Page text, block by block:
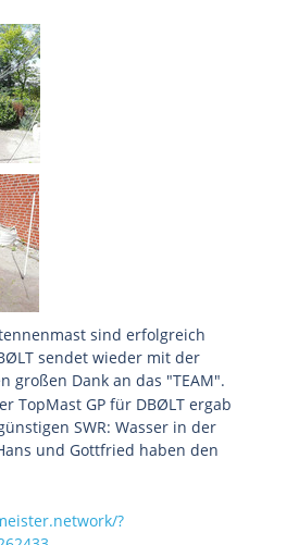
sind erfolgreich
sendet wieder mit der
großen Dank an das "TEAM".
TopMast GP für DBØLT ergab
SWR: Wasser in der
und Gottfried haben den
?